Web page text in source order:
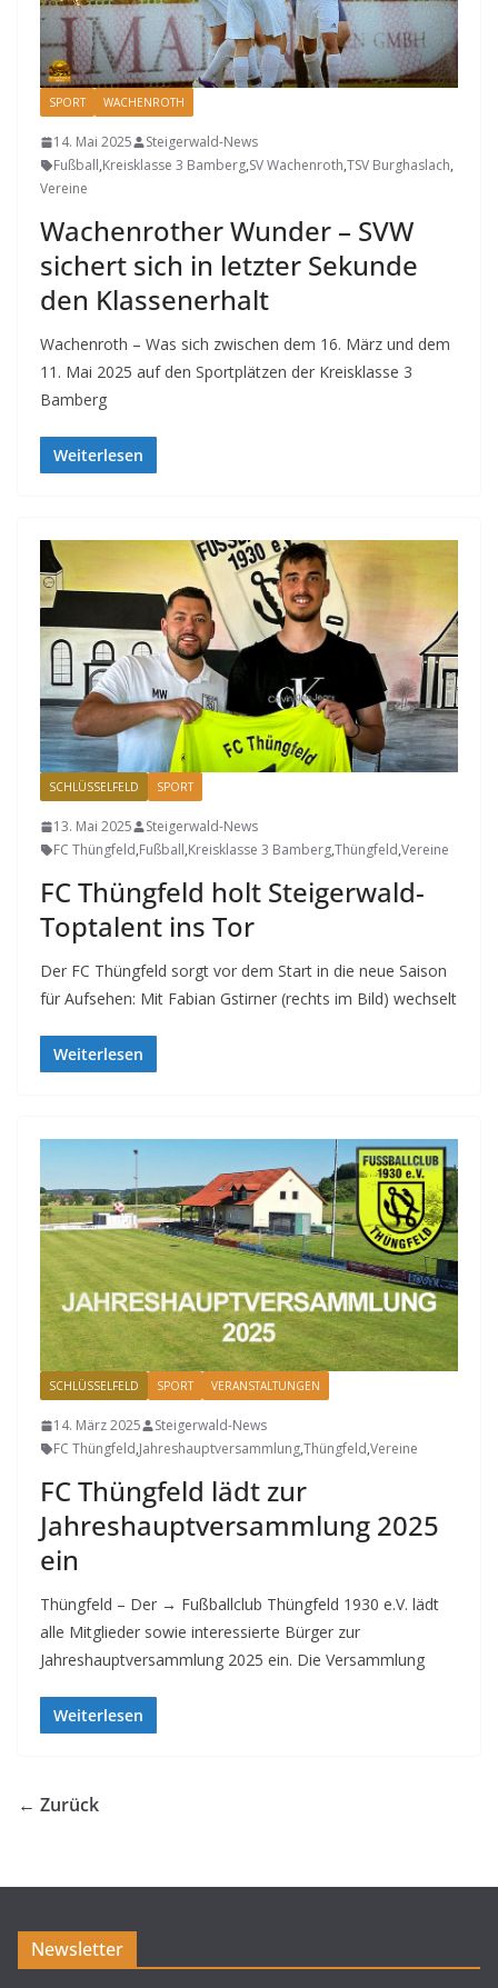
SPORT WACHENROTH
14. Mai 2025
Steigerwald-News
Fußball,Kreisklasse 3 Bamberg,SV Wachenroth,TSV Burghaslach,
Vereine
Wachenrother Wunder – SVW
sichert sich in letzter Sekunde
den Klassenerhalt
Wachenroth – Was sich zwischen dem 16. März und dem
11. Mai 2025 auf den Sportplätzen der Kreisklasse 3
Bamberg
Weiterlesen
SCHLÜSSELFELD SPORT
13. Mai 2025
Steigerwald-News
FC Thüngfeld,Fußball,Kreisklasse 3 Bamberg,Thüngfeld,Vereine
FC Thüngfeld holt Steigerwald-
Toptalent ins Tor
Der FC Thüngfeld sorgt vor dem Start in die neue Saison
für Aufsehen: Mit Fabian Gstirner (rechts im Bild) wechselt
Weiterlesen
SCHLÜSSELFELD SPORT VERANSTALTUNGEN
14. März 2025
Steigerwald-News
FC Thüngfeld,Jahreshauptversammlung,Thüngfeld,Vereine
FC Thüngfeld lädt zur
Jahreshauptversammlung 2025
ein
Thüngfeld – Der → Fußballclub Thüngfeld 1930 e.V. lädt
alle Mitglieder sowie interessierte Bürger zur
Jahreshauptversammlung 2025 ein. Die Versammlung
Weiterlesen
← Zurück
Newsletter